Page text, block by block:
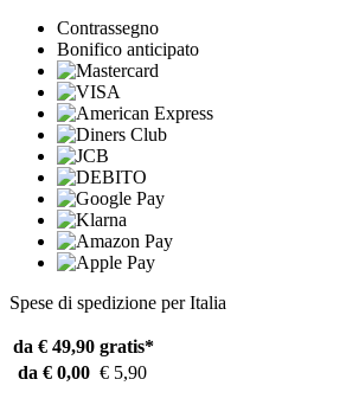
Contrassegno
Bonifico anticipato
Spese di spedizione per Italia
da € 49,90 gratis*
da € 0,00 € 5,90